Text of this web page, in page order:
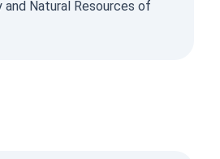
Natural Resources of